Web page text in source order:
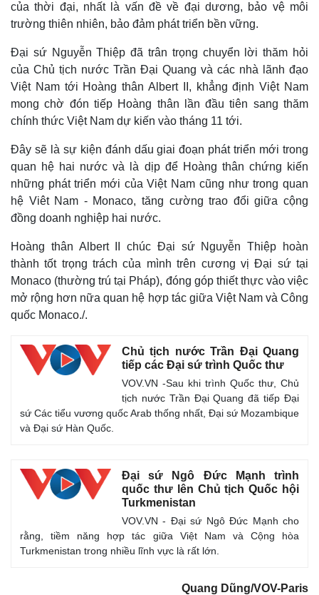
Thế giới
Quan sát
Hồ sơ
Multimedia
E-Magazine
Infographic
của thời đại, nhất là vấn đề về đại dương, bảo vệ môi
trường thiên nhiên, bảo đảm phát triển bền vững.
Đại sứ Nguyễn Thiệp đã trân trọng chuyển lời thăm hỏi
của Chủ tịch nước Trần Đại Quang và các nhà lãnh đạo
Việt Nam tới Hoàng thân Albert II, khẳng định Việt Nam
mong chờ đón tiếp Hoàng thân lần đầu tiên sang thăm
chính thức Việt Nam dự kiến vào tháng 11 tới.
Đây sẽ là sự kiện đánh dấu giai đoạn phát triển mới trong
quan hệ hai nước và là dịp để Hoàng thân chứng kiến
những phát triển mới của Việt Nam cũng như trong quan
hệ Viêt Nam - Monaco, tăng cường trao đổi giữa cộng
đồng doanh nghiệp hai nước.
Hoàng thân Albert II chúc Đại sứ Nguyễn Thiệp hoàn
thành tốt trọng trách của mình trên cương vị Đại sứ tại
Monaco (thường trú tại Pháp), đóng góp thiết thực vào việc
mở rộng hơn nữa quan hệ hợp tác giữa Việt Nam và Công
quốc Monaco./.
Chủ tịch nước Trần Đại Quang
tiếp các Đại sứ trình Quốc thư
VOV.VN -Sau khi trình Quốc thư, Chủ
tịch nước Trần Đại Quang đã tiếp Đại
sứ Các tiểu vương quốc Arab thống nhất, Đại sứ Mozambique
và Đại sứ Hàn Quốc.
Đại sứ Ngô Đức Mạnh trình
quốc thư lên Chủ tịch Quốc hội
Turkmenistan
VOV.VN - Đại sứ Ngô Đức Mạnh cho
rằng, tiềm năng hợp tác giữa Việt Nam và Cộng hòa
Turkmenistan trong nhiều lĩnh vực là rất lớn.
Quang Dũng/VOV-Paris